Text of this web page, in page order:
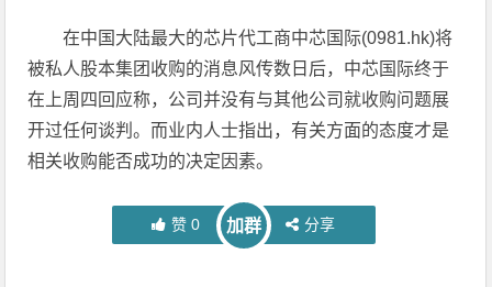
在中国大陆最大的芯片代工商中芯国际(0981.hk)将
被私人股本集团收购的消息风传数日后，中芯国际终于
在上周四回应称，公司并没有与其他公司就收购问题展
开过任何谈判。而业内人士指出，有关方面的态度才是
相关收购能否成功的决定因素。
赞 0 加群 分享